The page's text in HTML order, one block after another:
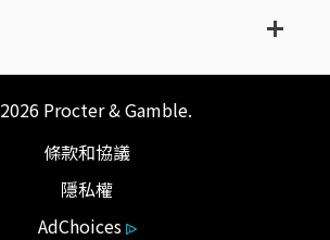
2026 Procter & Gamble.
條款和協議
隱私權
AdChoices